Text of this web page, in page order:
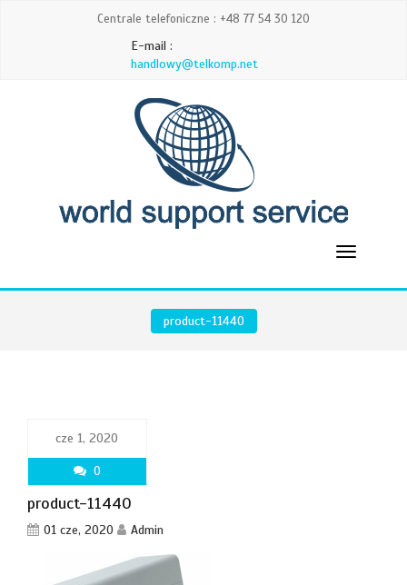
Centrale telefoniczne : +48 77 54 30 120
E-mail :
handlowy@telkomp.net
product-11440
cze 1, 2020
0
product-11440
01 cze, 2020 Admin